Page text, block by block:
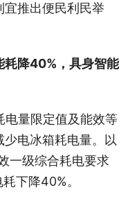
宜推出便民利民举
耗降40%，具身智能
电量限定值及能效等
电冰箱耗电量。以
一级综合耗电要求
下降40%。